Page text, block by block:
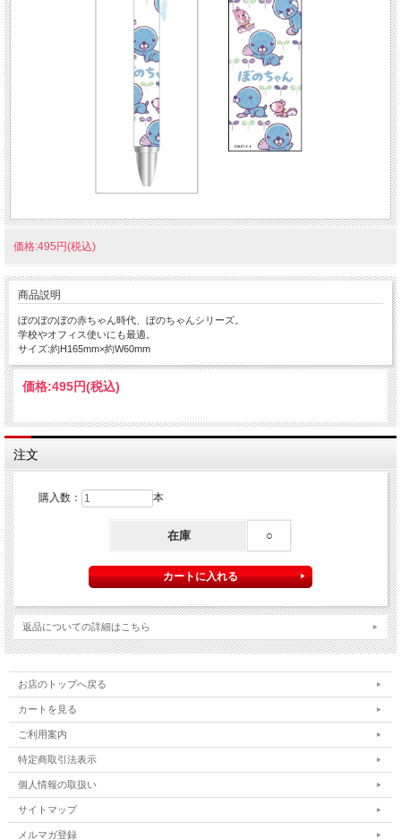
価格:495円(税込)
商品説明
ぼのぼのぼの赤ちゃん時代、ぼのちゃんシリーズ。
学校やオフィス使いにも最適。
サイズ:約H165mm×約W60mm
価格:495円(税込)
注文
購入数： 本
在庫 ○
返品についての詳細はこちら
お店のトップへ戻る
カートを見る
ご利用案内
特定商取引法表示
個人情報の取扱い
サイトマップ
メルマガ登録